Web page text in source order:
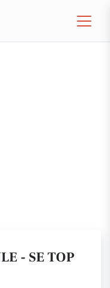
- SE TOP